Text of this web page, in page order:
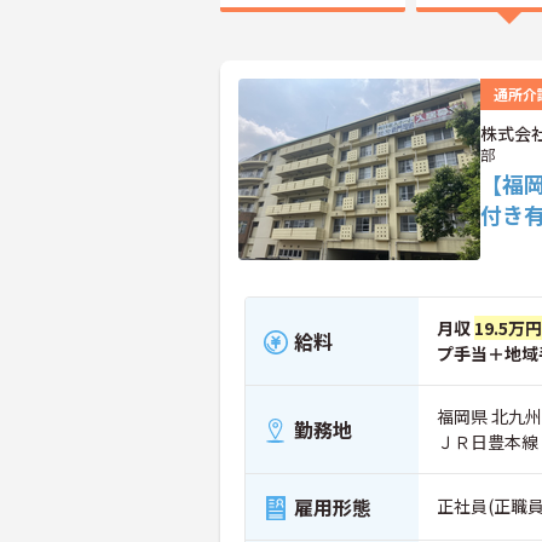
通所介
株式会
部
【
付き
給料 月収 19.5万
プ手当＋地
勤務地
福岡県 北九
ＪＲ日豊本
雇用形態 正社員(正職